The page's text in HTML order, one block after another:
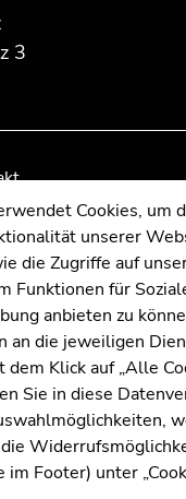
3
Öffentlichkeitsarbeit
Graz
Cookies, um
unserer
die Zugriffe auf
Funktionen für
anbieten zu
an die jeweiligen
Klick auf „Alle
Sie in diese
im Footer) unter